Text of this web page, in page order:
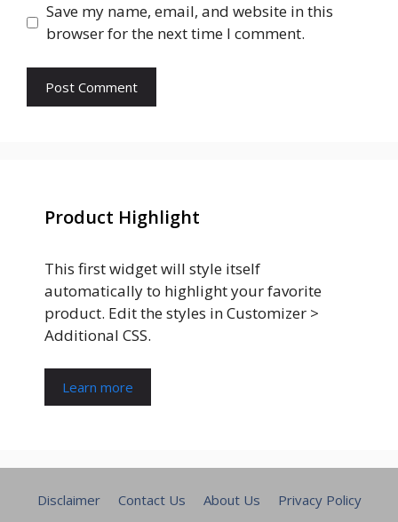
Save my name, email, and website in this
browser for the next time I comment.
Product Highlight
This first widget will style itself
automatically to highlight your favorite
product. Edit the styles in Customizer >
Additional CSS.
Learn more
Disclaimer Contact Us About Us
Privacy Policy